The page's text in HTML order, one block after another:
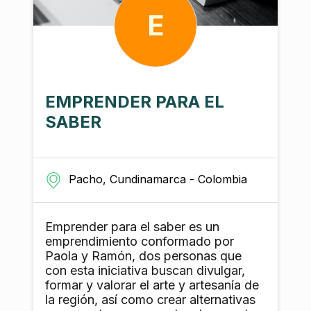
E
EMPRENDER PARA EL
SABER
Pacho, Cundinamarca - Colombia
Emprender para el saber es un
emprendimiento conformado por
Paola y Ramón, dos personas que
con esta iniciativa buscan divulgar,
formar y valorar el arte y artesanía de
la región, así como crear alternativas